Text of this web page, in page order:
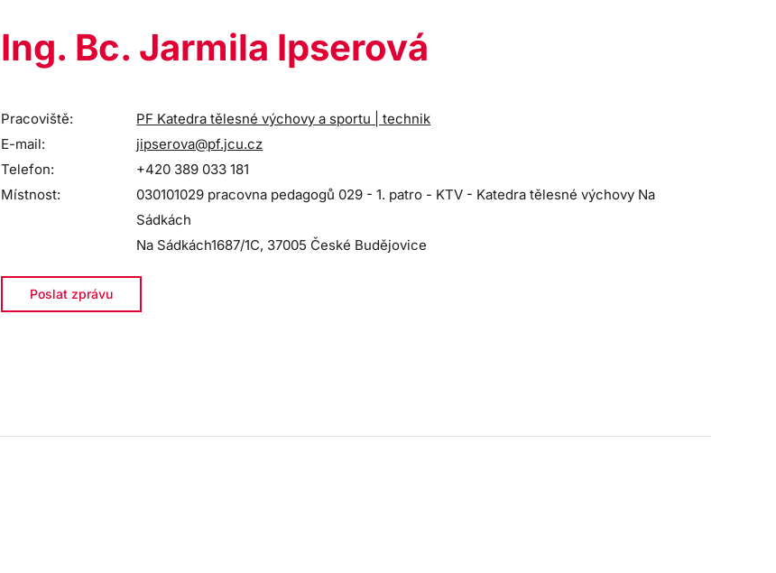
Ing. Bc. Jarmila Ipserová
Pracoviště:
PF Katedra tělesné výchovy a sportu | technik
E-mail:
jipserova@pf.jcu.cz
Telefon:
+420 389 033 181
Místnost:
030101029 pracovna pedagogů 029 - 1. patro - KTV - Katedra tělesné výchovy Na
Sádkách
Na Sádkách1687/1C, 37005 České Budějovice
Poslat zprávu